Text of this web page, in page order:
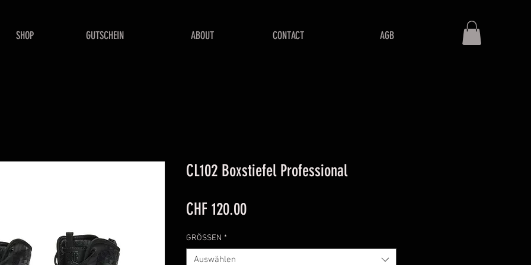
SHOP GUTSCHEIN ABOUT CONTACT AGB
CL102 Boxstiefel Professional
CHF 120.00Preis
GRÖSSEN *
Auswählen